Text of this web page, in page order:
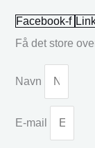
Facebook-f
Få det store
Navn
E-mail